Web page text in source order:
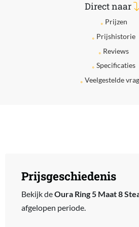
Direct naar
Prijzen
Prijshistorie
Reviews
Specificaties
Veelgestelde
Prijsgeschiedenis
Bekijk deOura Ring 5 Maat 8
afgelopen periode.